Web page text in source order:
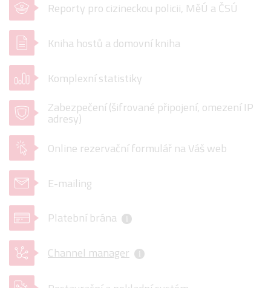
Reporty pro cizineckou policii, MěÚ a ČSÚ
Kniha hostů a domovní kniha
Komplexní statistiky
Zabezpečení (šifrované připojení, omezení IP
adresy)
Online rezervační formulář na Váš web
E-mailing
Platební brána i
Channel manager i